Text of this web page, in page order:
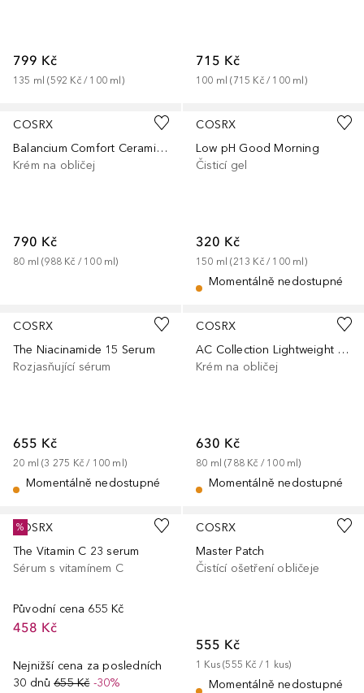
799 Kč
135 ml (592 Kč / 100 ml )
715 Kč
100 ml (715 Kč / 100 ml )
COSRX
Balancium Comfort Ceramide Cream
Krém na obličej
790 Kč
80 ml (988 Kč / 100 ml)
COSRX
Low pH Good Morning
Čisticí gel
320 Kč
150 ml (213 Kč / 100 ml )
Momentálně nedostupné
COSRX
The Niacinamide 15 Serum
Rozjasňující sérum
655 Kč
20 ml (3 275 Kč / 100 ml )
Momentálně nedostupné
COSRX
AC Collection Lightweight Soothing Moisturizer_2.0
Krém na obličej
630 Kč
80 ml (788 Kč / 100 ml)
Momentálně nedostupné
COSRX
The Vitamin C 23 serum
Sérum s vitamínem C
Původní cena 655 Kč
458 Kč
Nejnižší cena za posledních
30 dnů 655 Kč-30%
%
COSRX
Master Patch
Čistící ošetření obličeje
555 Kč
1 Kus (555 Kč / 1 kus)
Momentálně nedostupné